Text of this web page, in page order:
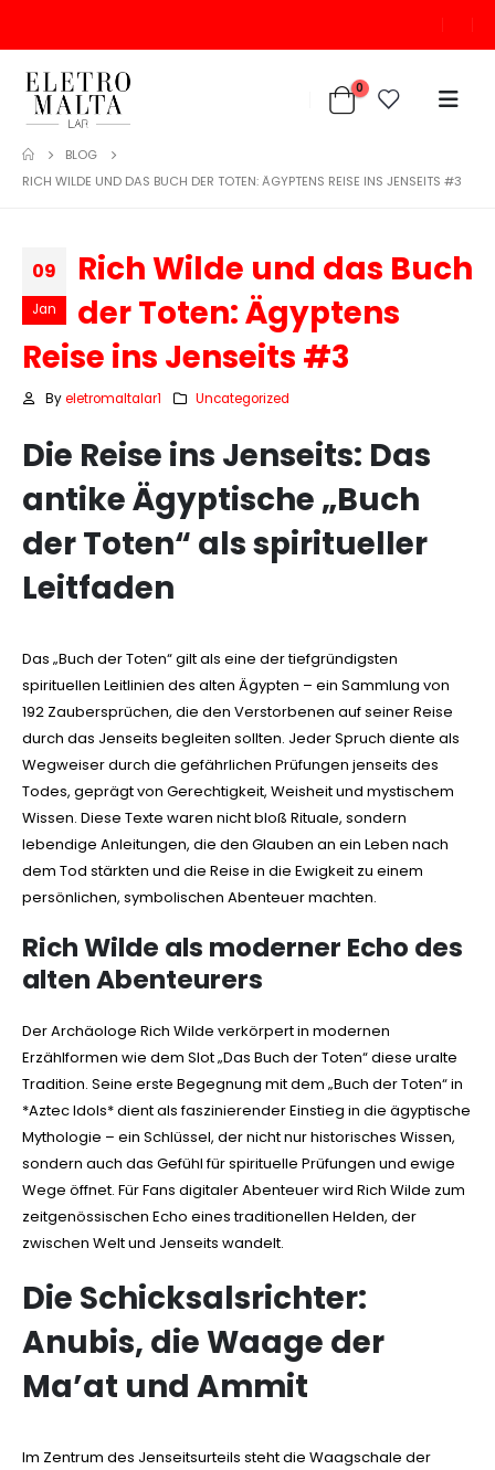
0
BLOG
RICH WILDE UND DAS BUCH DER TOTEN: ÄGYPTENS REISE INS JENSEITS #3
09
Jan
Rich Wilde und das Buch
der Toten: Ägyptens
Reise ins Jenseits #3
By eletromaltalar1 Uncategorized
Die Reise ins Jenseits: Das
antike Ägyptische „Buch
der Toten“ als spiritueller
Leitfaden
Das „Buch der Toten“ gilt als eine der tiefgründigsten
spirituellen Leitlinien des alten Ägypten – ein Sammlung von
192 Zaubersprüchen, die den Verstorbenen auf seiner Reise
durch das Jenseits begleiten sollten. Jeder Spruch diente als
Wegweiser durch die gefährlichen Prüfungen jenseits des
Todes, geprägt von Gerechtigkeit, Weisheit und mystischem
Wissen. Diese Texte waren nicht bloß Rituale, sondern
lebendige Anleitungen, die den Glauben an ein Leben nach
dem Tod stärkten und die Reise in die Ewigkeit zu einem
persönlichen, symbolischen Abenteuer machten.
Rich Wilde als moderner Echo des
alten Abenteurers
Der Archäologe Rich Wilde verkörpert in modernen
Erzählformen wie dem Slot „Das Buch der Toten“ diese uralte
Tradition. Seine erste Begegnung mit dem „Buch der Toten“ in
*Aztec Idols* dient als faszinierender Einstieg in die ägyptische
Mythologie – ein Schlüssel, der nicht nur historisches Wissen,
sondern auch das Gefühl für spirituelle Prüfungen und ewige
Wege öffnet. Für Fans digitaler Abenteuer wird Rich Wilde zum
zeitgenössischen Echo eines traditionellen Helden, der
zwischen Welt und Jenseits wandelt.
Die Schicksalsrichter:
Anubis, die Waage der
Ma’at und Ammit
Im Zentrum des Jenseitsurteils steht die Waagschale der